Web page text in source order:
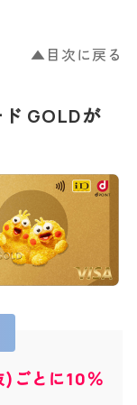
▲目次に戻る
GOLDが
)ごとに10％